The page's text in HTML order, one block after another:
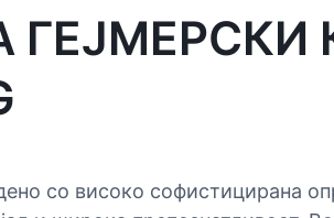
ГЕЈМЕРСКИ
со високо софистицирана